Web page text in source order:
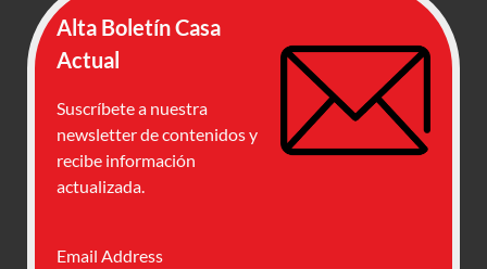
Alta Boletín Casa
Actual
Suscríbete a nuestra
newsletter de contenidos y
recibe información
actualizada.
Email Address